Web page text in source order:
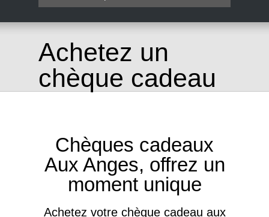
Achetez un
chèque cadeau
Chèques cadeaux
Aux Anges, offrez un
moment unique
Achetez votre chèque cadeau aux